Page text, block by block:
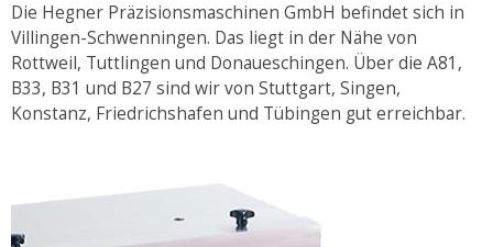
Die Hegner Präzisionsmaschinen GmbH befindet sich in
Villingen-Schwenningen. Das liegt in der Nähe von
Rottweil, Tuttlingen und Donaueschingen. Über die A81,
B33, B31 und B27 sind wir von Stuttgart, Singen,
Konstanz, Friedrichshafen und Tübingen gut erreichbar.